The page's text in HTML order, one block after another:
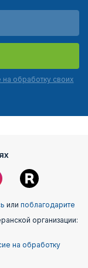
на обработку своих
или поблагодарите
организации:
на обработку